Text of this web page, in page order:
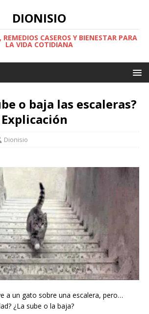
DIONISIO
CASEROS Y BIENESTAR PARA
LA VIDA COTIDIANA
o baja las escaleras?
Dionisio
a un gato sobre una escalera, pero…
¿La sube o la baja?